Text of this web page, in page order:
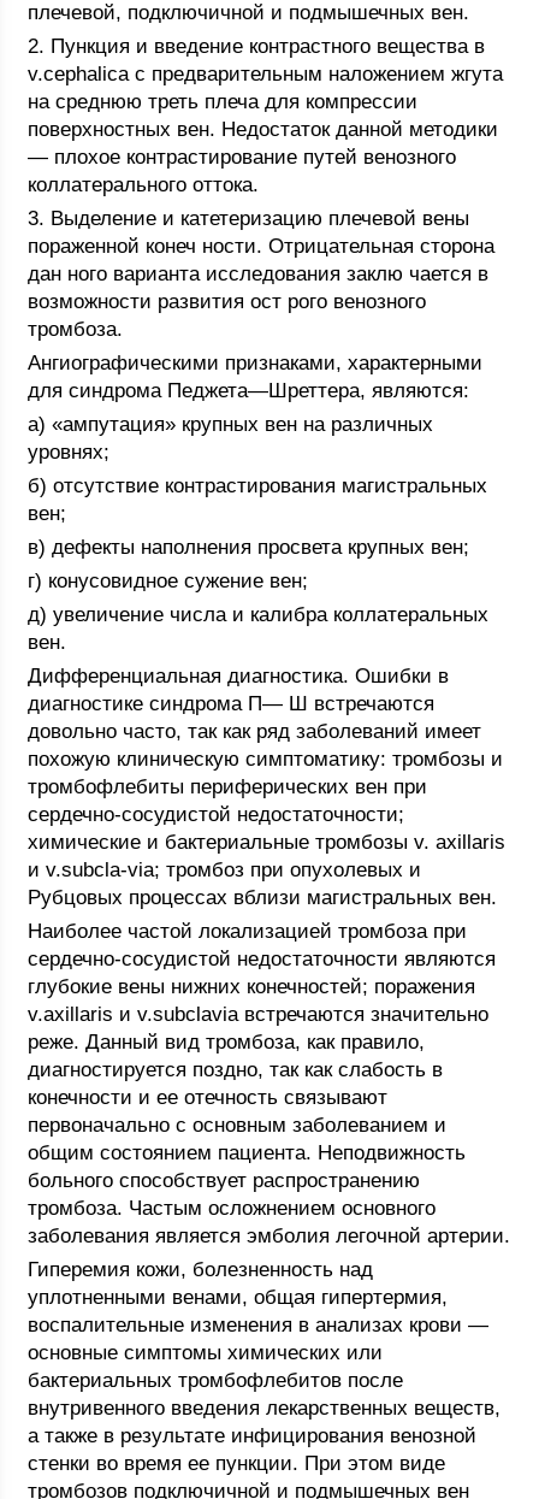
плечевой, подключичной и подмышечных вен.
2. Пункция и введение контрастного вещества в
v.cephalica с предварительным наложением жгута
на среднюю треть плеча для компрессии
поверхностных вен. Недостаток данной методики
— плохое контрастирование путей венозного
коллатерального оттока.
3. Выделение и катетеризацию плечевой вены
пораженной конеч ности. Отрицательная сторона
дан ного варианта исследования заклю чается в
возможности развития ост рого венозного
тромбоза.
Ангиографическими признаками, характерными
для синдрома Педжета—Шреттера, являются:
а) «ампутация» крупных вен на различных
уровнях;
б) отсутствие контрастирования магистральных
вен;
в) дефекты наполнения просвета крупных вен;
г) конусовидное сужение вен;
д) увеличение числа и калибра коллатеральных
вен.
Дифференциальная диагностика. Ошибки в
диагностике синдрома П— Ш встречаются
довольно часто, так как ряд заболеваний имеет
похожую клиническую симптоматику: тромбозы и
тромбофлебиты периферических вен при
сердечно-сосудистой недостаточности;
химические и бактериальные тромбозы v. axillaris
и v.subcla-via; тромбоз при опухолевых и
Рубцовых процессах вблизи магистральных вен.
Наиболее частой локализацией тромбоза при
сердечно-сосудистой недостаточности являются
глубокие вены нижних конечностей; поражения
v.axillaris и v.subclavia встречаются значительно
реже. Данный вид тромбоза, как правило,
диагностируется поздно, так как слабость в
конечности и ее отечность связывают
первоначально с основным заболеванием и
общим состоянием пациента. Неподвижность
больного способствует распространению
тромбоза. Частым осложнением основного
заболевания является эмболия легочной артерии.
Гиперемия кожи, болезненность над
уплотненными венами, общая гипертермия,
воспалительные изменения в анализах крови —
основные симптомы химических или
бактериальных тромбофлебитов после
внутривенного введения лекарственных веществ,
а также в результате инфицирования венозной
стенки во время ее пункции. При этом виде
тромбозов подключичной и подмышечных вен